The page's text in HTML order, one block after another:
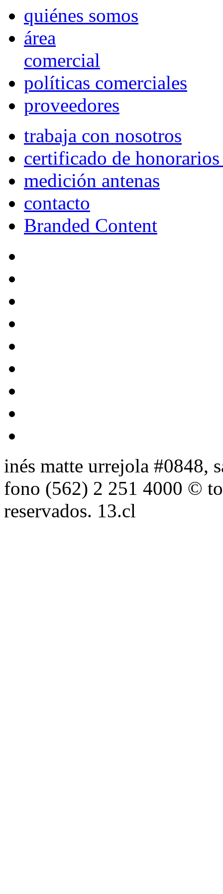
quiénes somos
área
comercial
políticas comerciales
proveedores
trabaja con nosotros
certificado de
medición antenas
contacto
Branded Content
inés matte urrejola #0848,
fono (562) 2 251 4000 ©
reservados. 13.cl